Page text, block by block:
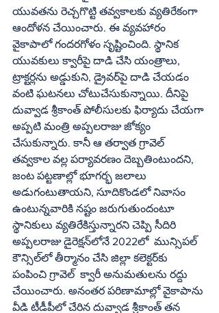
యువతను రెచ్చగొట్టి తవ్వకాలకు వ్యతిరేకంగా
ఆందోళన చేయించారు. ఈ వ్యవహారం
వైకాపాలో గందరగోళం సృష్టించింది. స్థానిక
యువకులు క్వారీపై దాడి చేసి యంత్రాలు,
ట్రాక్టర్లను అడ్డుకుని, డ్రైవర్‌పై దాడి చేయడం
వంటి ఘటనలు చోటుచేసుకున్నాయి. దీనిపై
దువ్వాడ శ్రీకాంత్‌ పోలీసులకు ఫిర్యాదు చేయగా
అప్పటి మంత్రి అప్పలరాజు జోక్యం
చేసుకున్నారు. కానీ ఆ తర్వాత గ్రావెల్‌
తవ్వకాల వల్ల పర్యావరణం దెబ్బతింటుందని,
జంట పట్టణాల్లో భూగర్భ జలాలు
అడుగంటుతాయని, సూదికొండలో నివాసం
ఉంటున్నవారికి నష్టం జరుగుతుందంటూ
స్థానికులు వ్యతిరేకిస్తున్నారని చెప్పి సీదిరి
అప్పలరాజు డైరెక్షన్‌లోనే 2022లో  మున్సిపల్‌
కౌన్సిల్‌లో తీర్మానం చేసి జిల్లా కలెక్టర్‌కు
పంపించి గ్రావెల్‌  క్వారీ అనుమతులను రద్దు
చేయించారు. అనంతర పరిణామాల్లో వైకాపాను
వీడి టీడీపీలో చేరిన దువ్వాడ శ్రీకాంత్‌ తన